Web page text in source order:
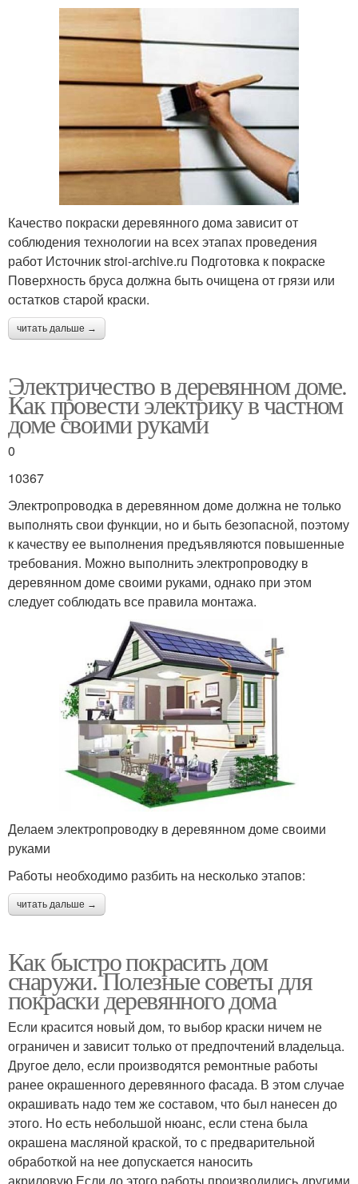
Качество покраски деревянного дома зависит от
соблюдения технологии на всех этапах проведения
работ Источник stroi-archive.ru Подготовка к покраске
Поверхность бруса должна быть очищена от грязи или
остатков старой краски.
читать дальше →
Электричество в деревянном доме.
Как провести электрику в частном
доме своими руками
0
10367
Электропроводка в деревянном доме должна не только
выполнять свои функции, но и быть безопасной, поэтому
к качеству ее выполнения предъявляются повышенные
требования. Можно выполнить электропроводку в
деревянном доме своими руками, однако при этом
следует соблюдать все правила монтажа.
Делаем электропроводку в деревянном доме своими
руками
Работы необходимо разбить на несколько этапов:
читать дальше →
Как быстро покрасить дом
снаружи. Полезные советы для
покраски деревянного дома
Если красится новый дом, то выбор краски ничем не
ограничен и зависит только от предпочтений владельца.
Другое дело, если производятся ремонтные работы
ранее окрашенного деревянного фасада. В этом случае
окрашивать надо тем же составом, что был нанесен до
этого. Но есть небольшой нюанс, если стена была
окрашена масляной краской, то с предварительной
обработкой на нее допускается наносить
акриловую.Если до этого работы производились другими